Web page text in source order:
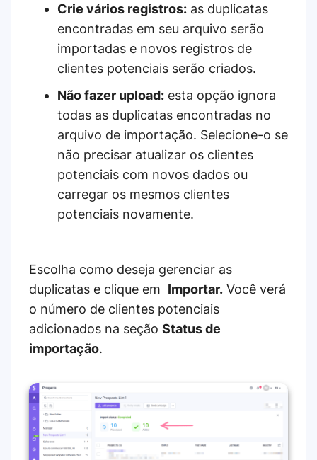
Crie vários registros: as duplicatas
encontradas em seu arquivo serão
importadas e novos registros de
clientes potenciais serão criados.
Não fazer upload: esta opção ignora
todas as duplicatas encontradas no
arquivo de importação. Selecione-o se
não precisar atualizar os clientes
potenciais com novos dados ou
carregar os mesmos clientes
potenciais novamente.
Escolha como deseja gerenciar as
duplicatas e clique em Importar. Você verá
o número de clientes potenciais
adicionados na seção Status de
importação.